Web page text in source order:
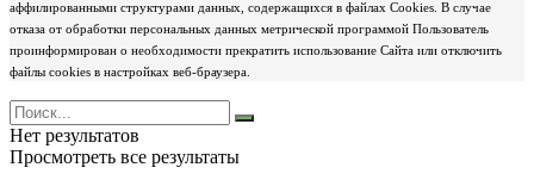
аффилированными структурами данных, содержащихся в файлах Cookies. В случае
отказа от обработки персональных данных метрической программой Пользователь
проинформирован о необходимости прекратить использование Сайта или отключить
файлы cookies в настройках веб-браузера.
Нет результатов
Просмотреть все результаты